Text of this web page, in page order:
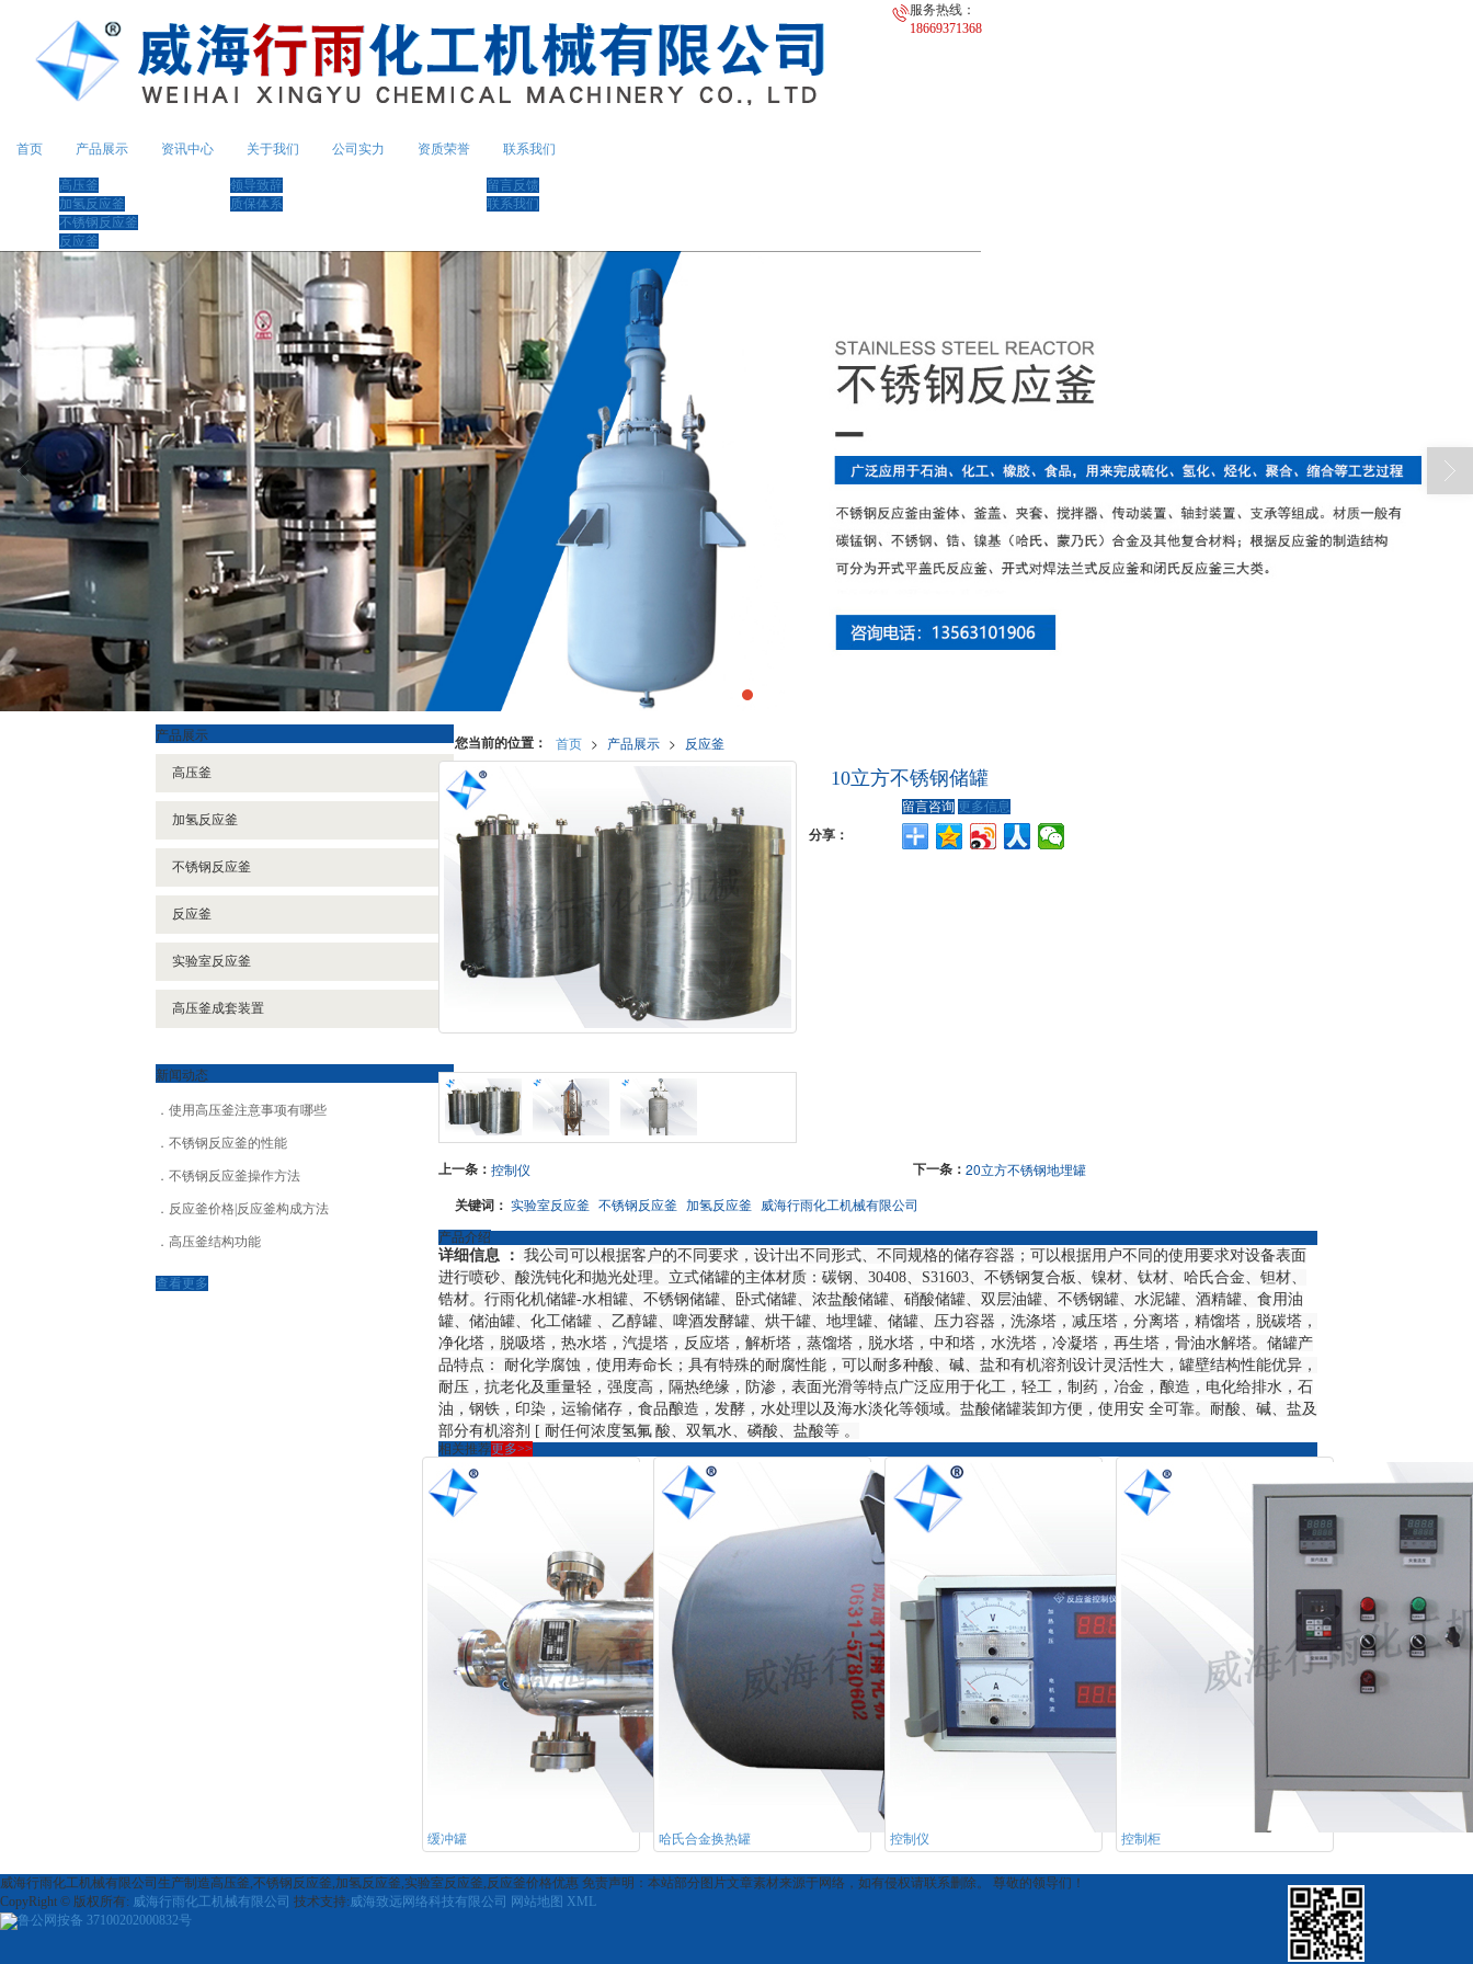
服务热线：
18669371368
首页 产品展示
高压釜
加氢反应釜
不锈钢反应釜
反应釜
资讯中心 关于我们
领导致辞
质保体系
公司实力 资质荣誉 联系我们
留言反馈
联系我们
您当前的位置： 首页 > 产品展示 > 反应釜
10立方不锈钢储罐
留言咨询 更多信息
分享：
上一条： 控制仪 下一条： 20立方不锈钢地埋罐
关键词： 实验室反应釜 不锈钢反应釜 加氢反应釜 威海行雨化工机械有限公司
产品介绍
详细信息 ： 我公司可以根据客户的不同要求，设计出不同形式、不同规格的储存容器；可以根据用户不同的使用要求对设备表面
进行喷砂、酸洗钝化和抛光处理。立式储罐的主体材质：碳钢、30408、S31603、不锈钢复合板、镍材、钛材、哈氏合金、钽材、
锆材。行雨化机储罐-水相罐、不锈钢储罐、卧式储罐、浓盐酸储罐、硝酸储罐、双层油罐、不锈钢罐、水泥罐、酒精罐、食用油
罐、储油罐、化工储罐 、乙醇罐、啤酒发酵罐、烘干罐、地埋罐、储罐、压力容器，洗涤塔，减压塔，分离塔，精馏塔，脱碳塔，
净化塔，脱吸塔，热水塔，汽提塔，反应塔，解析塔，蒸馏塔，脱水塔，中和塔，水洗塔，冷凝塔，再生塔，骨油水解塔。储罐产
品特点： 耐化学腐蚀，使用寿命长；具有特殊的耐腐性能，可以耐多种酸、碱、盐和有机溶剂设计灵活性大，罐壁结构性能优异，
耐压，抗老化及重量轻，强度高，隔热绝缘，防渗，表面光滑等特点广泛应用于化工，轻工，制药，冶金，酿造，电化给排水，石
油，钢铁，印染，运输储存，食品酿造，发酵，水处理以及海水淡化等领域。盐酸储罐装卸方便，使用安 全可靠。耐酸、碱、盐及
部分有机溶剂 [ 耐任何浓度氢氟 酸、双氧水、磷酸、盐酸等 。
相关推荐更多>>
缓冲罐 哈氏合金换热罐 控制仪 控制柜
产品展示
高压釜
加氢反应釜
不锈钢反应釜
反应釜
实验室反应釜
高压釜成套装置
新闻动态
使用高压釜注意事项有哪些
不锈钢反应釜的性能
不锈钢反应釜操作方法
反应釜价格|反应釜构成方法
高压釜结构功能
查看更多
威海行雨化工机械有限公司生产制造高压釜,不锈钢反应釜,加氢反应釜,实验室反应釜,反应釜价格优惠 免责声明：本站部分图片文章素材来源于网络，如有侵权请联系删除。 尊敬的领导们！
CopyRight © 版权所有: 威海行雨化工机械有限公司 技术支持:威海致远网络科技有限公司 网站地图 XML
鲁公网按备 37100202000832号